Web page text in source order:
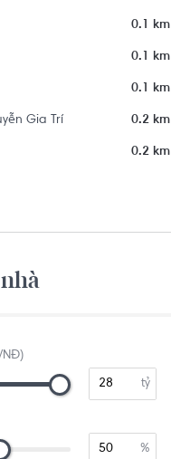
0.1 km
0.1 km
0.1 km
Gia Trí 0.2 km
0.2 km
tỷ
%